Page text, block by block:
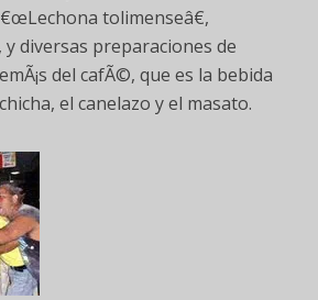
tolimenseâ€,
diversas preparaciones de
del cafÃ©, que es la bebida
el canelazo y el masato.